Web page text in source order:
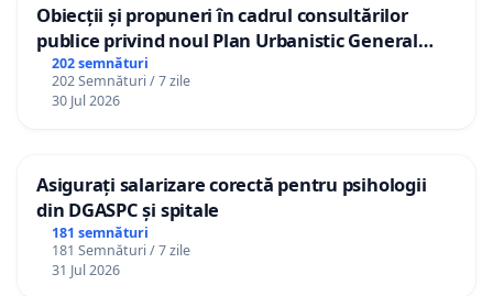
Obiecții și propuneri în cadrul consultărilor
publice privind noul Plan Urbanistic General
(PUG) Ialoveni
202 semnături
202 Semnături / 7 zile
30 Jul 2026
Asigurați salarizare corectă pentru psihologii
din DGASPC și spitale
181 semnături
181 Semnături / 7 zile
31 Jul 2026